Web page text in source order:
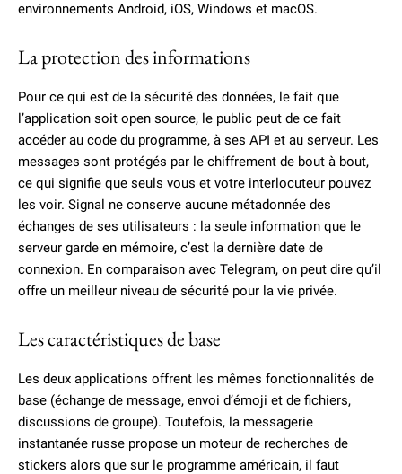
environnements Android, iOS, Windows et macOS.
La protection des informations
Pour ce qui est de la sécurité des données, le fait que
l’application soit open source, le public peut de ce fait
accéder au code du programme, à ses API et au serveur. Les
messages sont protégés par le chiffrement de bout à bout,
ce qui signifie que seuls vous et votre interlocuteur pouvez
les voir. Signal ne conserve aucune métadonnée des
échanges de ses utilisateurs : la seule information que le
serveur garde en mémoire, c’est la dernière date de
connexion. En comparaison avec Telegram, on peut dire qu’il
offre un meilleur niveau de sécurité pour la vie privée.
Les caractéristiques de base
Les deux applications offrent les mêmes fonctionnalités de
base (échange de message, envoi d’émoji et de fichiers,
discussions de groupe). Toutefois, la messagerie
instantanée russe propose un moteur de recherches de
stickers alors que sur le programme américain, il faut